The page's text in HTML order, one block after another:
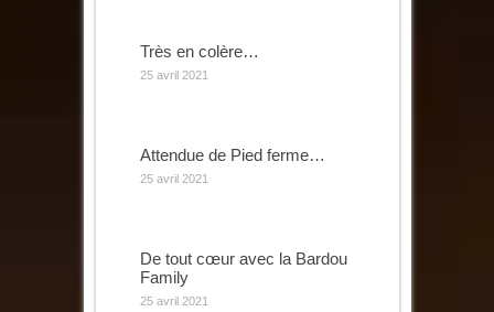
Très en colère…
25 avril 2021
Attendue de Pied ferme…
25 avril 2021
De tout cœur avec la Bardou
Family
25 avril 2021